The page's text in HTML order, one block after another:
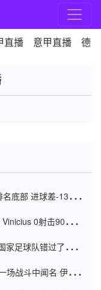
直播 意甲直播 德
底部 进球差-13令人
0射击90分钟
足球队错过了世界
场战斗中闻名 伊万放